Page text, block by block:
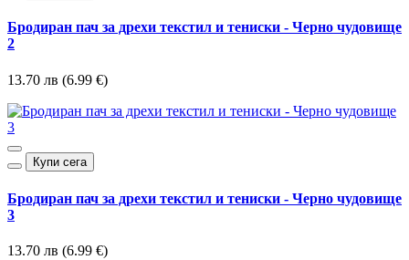
Бродиран пач за дрехи текстил и тениски - Черно чудовище
2
13.70 лв (6.99 €)
Купи сега
Бродиран пач за дрехи текстил и тениски - Черно чудовище
3
13.70 лв (6.99 €)